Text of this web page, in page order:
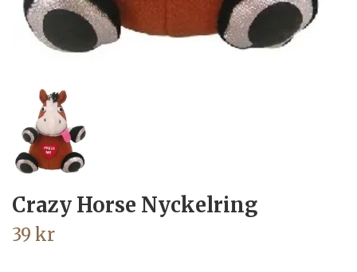
Crazy Horse Nyckelring
39 kr